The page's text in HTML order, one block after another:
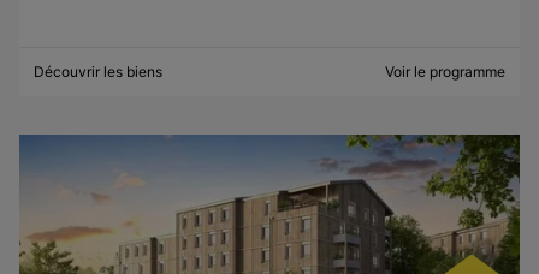
Découvrir les biens Voir le programme